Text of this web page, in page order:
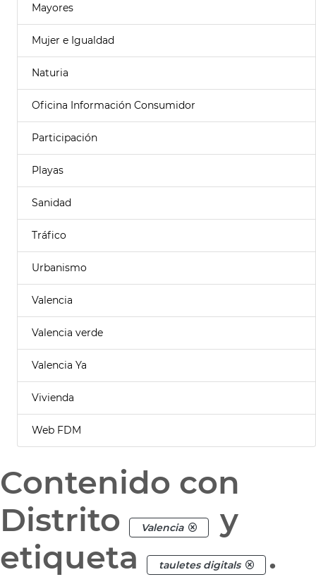
Mayores
Mujer e Igualdad
Naturia
Oficina Información Consumidor
Participación
Playas
Sanidad
Tráfico
Urbanismo
Valencia
Valencia verde
Valencia Ya
Vivienda
Web FDM
Contenido con
Distrito
Valencia
y
etiqueta
tauletes digitals .